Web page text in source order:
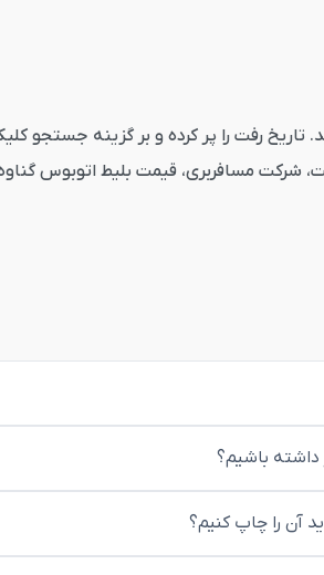
خود را وارد کنید. تاریخ رفت را پر کرده و بر
شرکت مسافربری، قیمت بلیط اتوبوس
داشته باشیم؟
آن را چاپ کنیم؟